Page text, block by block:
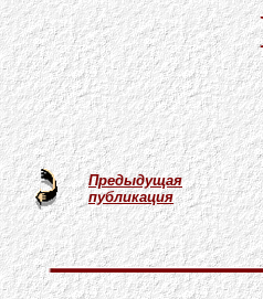
Предыдущая
публикация